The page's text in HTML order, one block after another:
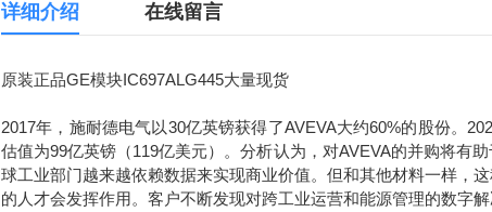
详细介绍 在线留言
原装正品GE模块IC697ALG445大量现货
2017年，施耐德电气以30亿英镑获得了AVEVA大约60%的股份。
估值为99亿英镑（119亿美元）。分析认为，对AVEVA的并购将有
球工业部门越来越依赖数据来实现商业价值。但和其他材料一样，
的人才会发挥作用。客户不断发现对跨工业运营和能源管理的数字